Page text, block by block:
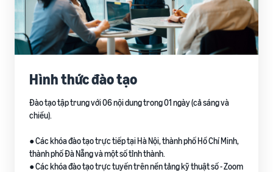
Hình thức đào tạo
Đào tạo tập trung với 06 nội dung trong 01 ngày (cả sáng và
chiều).
● Các khóa đào tạo trực tiếp tại Hà Nội, thành phố Hồ Chí Minh,
thành phố Đà Nẵng và một số tỉnh thành.
● Các khóa đào tạo trực tuyến trên nền tảng kỹ thuật số - Zoom